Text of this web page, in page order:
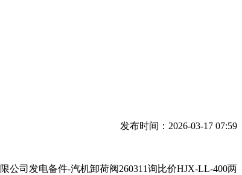
发布时间：2026-03-17 07:59
司发电备件-汽机卸荷阀260311询比价HJX-LL-400两